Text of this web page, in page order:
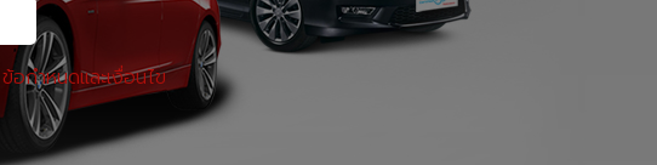
ข้อกำหนดและเงื่อนไข